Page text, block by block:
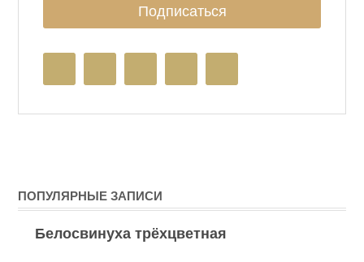
ПОПУЛЯРНЫЕ ЗАПИСИ
Белосвинуха трёхцветная